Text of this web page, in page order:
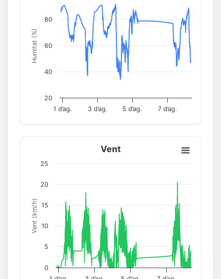
Humitat (%)
1 d’ag. 3 d’ag. 5 d’ag. 7 d’ag.
20
40
60
80
Vent (km/h)
Vent
0
5
10
15
20
25